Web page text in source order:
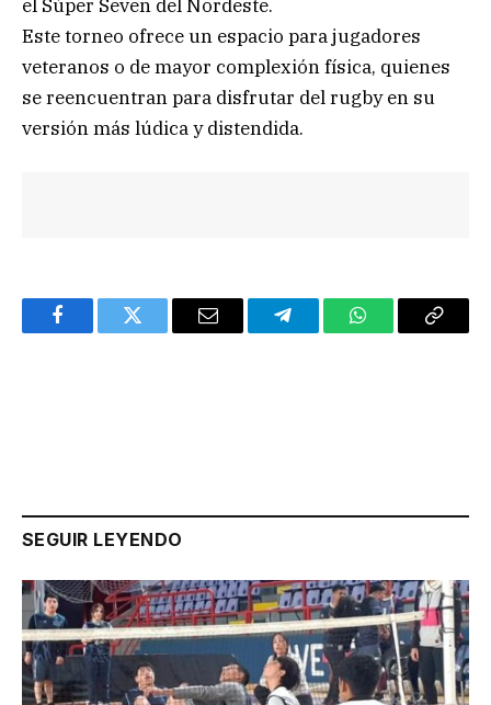
el Súper Seven del Nordeste.
Este torneo ofrece un espacio para jugadores
veteranos o de mayor complexión física, quienes
se reencuentran para disfrutar del rugby en su
versión más lúdica y distendida.
FacebookTwitter Email TelegramWhatsAppCopy
SEGUIR LEYENDO